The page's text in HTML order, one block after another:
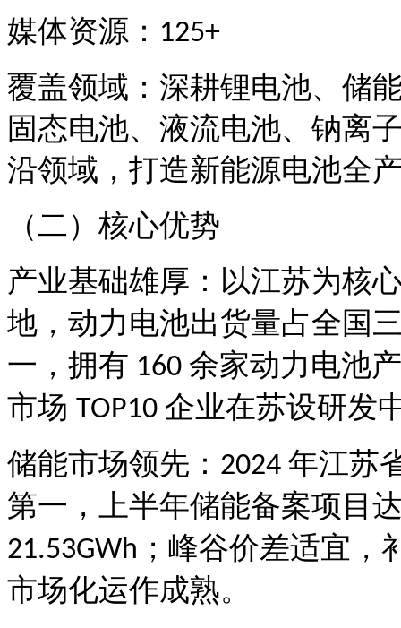
媒体资源： 125+
覆盖领域：深耕锂电池、储
固态电池、液流电池、钠离
沿领域，打造新能源电池全
（二）核心优势
产业基础雄厚：以江苏为核
地，动力电池出货量占全国
一，拥有 160 余家动力电池
市场 TOP10 企业在苏设研发
储能市场领先： 2024 年江苏
第一，上半年储能备案项目
21.53GWh ；峰谷价差适宜
市场化运作成熟。